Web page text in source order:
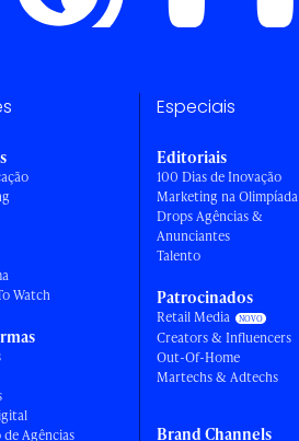
Watch
Agências
Especiais
Editoriais
100 Dias de Inovação
Marketing na Olimpíada
Drops Agências &
Anunciantes
Talento
Patrocinados
Retail Media
Creators & Influencers
Out-Of-Home
Martechs & Adtechs
Brand Channels